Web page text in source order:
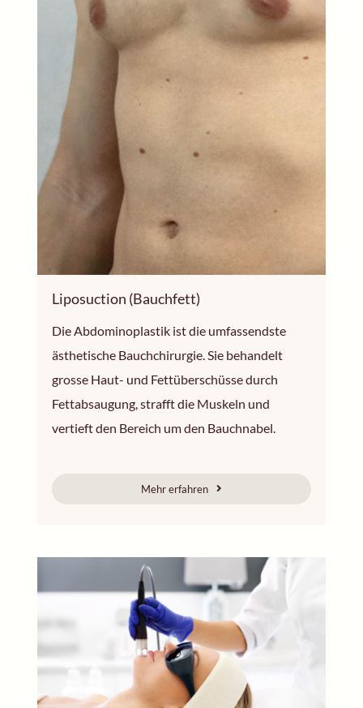
Liposuction (Bauchfett)
Die Abdominoplastik ist die umfassendste
ästhetische Bauchchirurgie. Sie behandelt
grosse Haut- und Fettüberschüsse durch
Fettabsaugung, strafft die Muskeln und
vertieft den Bereich um den Bauchnabel.
Mehr erfahren